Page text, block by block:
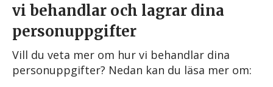
vi behandlar och lagrar dina
personuppgifter
Vill du veta mer om hur vi behandlar dina
personuppgifter? Nedan kan du läsa mer om: